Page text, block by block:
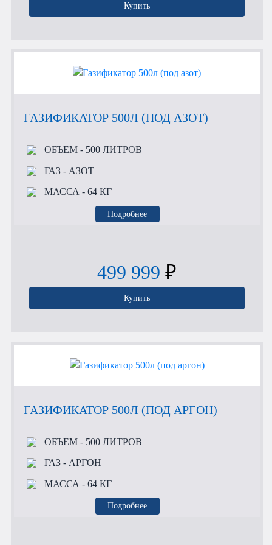
Купить
ГАЗИФИКАТОР 500Л (ПОД АЗОТ)
ОБЪЕМ- 500 ЛИТРОВ
ГАЗ- АЗОТ
МАССА - 64 КГ
Подробнее
499 999 ₽
Купить
ГАЗИФИКАТОР 500Л (ПОД АРГОН)
ОБЪЕМ- 500 ЛИТРОВ
ГАЗ- АРГОН
МАССА - 64 КГ
Подробнее